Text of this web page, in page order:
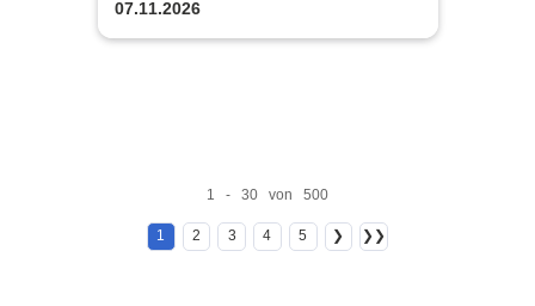
07.11.2026
1 - 30 von 500
1 2 3 4 5 ❯ ❯❯